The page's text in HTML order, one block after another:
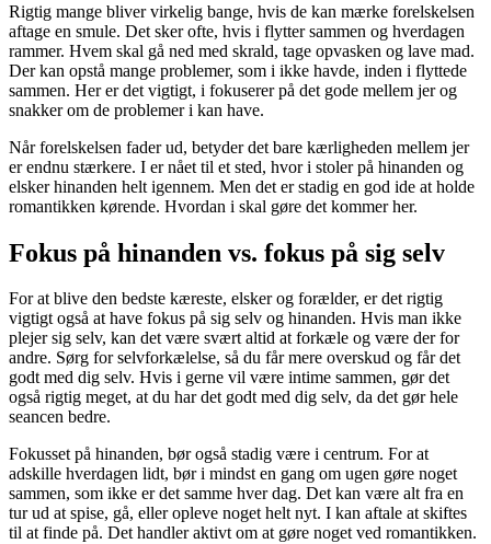
Rigtig mange bliver virkelig bange, hvis de kan mærke forelskelsen
aftage en smule. Det sker ofte, hvis i flytter sammen og hverdagen
rammer. Hvem skal gå ned med skrald, tage opvasken og lave mad.
Der kan opstå mange problemer, som i ikke havde, inden i flyttede
sammen. Her er det vigtigt, i fokuserer på det gode mellem jer og
snakker om de problemer i kan have.
Når forelskelsen fader ud, betyder det bare kærligheden mellem jer
er endnu stærkere. I er nået til et sted, hvor i stoler på hinanden og
elsker hinanden helt igennem. Men det er stadig en god ide at holde
romantikken kørende. Hvordan i skal gøre det kommer her.
Fokus på hinanden vs. fokus på sig selv
For at blive den bedste kæreste, elsker og forælder, er det rigtig
vigtigt også at have fokus på sig selv og hinanden. Hvis man ikke
plejer sig selv, kan det være svært altid at forkæle og være der for
andre. Sørg for selvforkælelse, så du får mere overskud og får det
godt med dig selv. Hvis i gerne vil være intime sammen, gør det
også rigtig meget, at du har det godt med dig selv, da det gør hele
seancen bedre.
Fokusset på hinanden, bør også stadig være i centrum. For at
adskille hverdagen lidt, bør i mindst en gang om ugen gøre noget
sammen, som ikke er det samme hver dag. Det kan være alt fra en
tur ud at spise, gå, eller opleve noget helt nyt. I kan aftale at skiftes
til at finde på. Det handler aktivt om at gøre noget ved romantikken.